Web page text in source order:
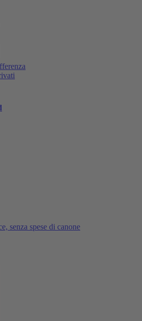
senza spese di canone